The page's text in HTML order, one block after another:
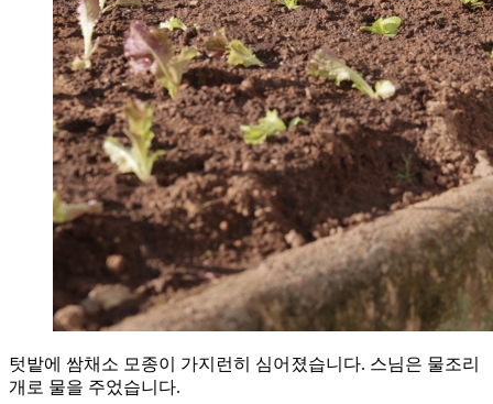
텃밭에 쌈채소 모종이 가지런히 심어졌습니다. 스님은 물조리
개로 물을 주었습니다.